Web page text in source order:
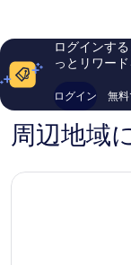
い、
コ
ミ
件
の
コ
ログインす
っとリワー
ログイン 無
周辺地域